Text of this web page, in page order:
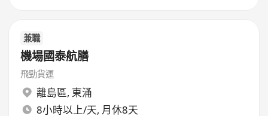
兼職
機場國泰航膳
飛勁貨運
離島區, 東涌
8小時以上/天, 月休8天